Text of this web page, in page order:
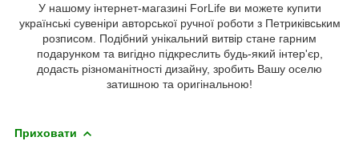
У нашому інтернет-магазині ForLife ви можете купити
українські сувеніри авторської ручної роботи з Петриківським
розписом. Подібний унікальний витвір стане гарним
подарунком та вигідно підкреслить будь-який інтер'єр,
додасть різноманітності дизайну, зробить Вашу оселю
затишною та оригінальною!
Приховати